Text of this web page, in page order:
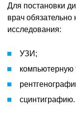
Для постановки
врач обязательно
исследования:
УЗИ;
сцинтиграфию.